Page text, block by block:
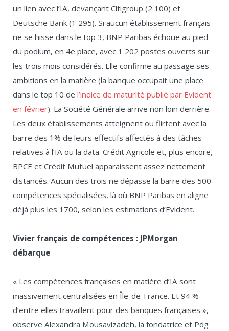
un lien avec l’IA, devançant Citigroup (2 100) et
Deutsche Bank (1 295). Si aucun établissement français
ne se hisse dans le top 3, BNP Paribas échoue au pied
du podium, en 4e place, avec 1 202 postes ouverts sur
les trois mois considérés. Elle confirme au passage ses
ambitions en la matière (la banque occupait une place
dans le top 10 de l’indice de maturité publié par Evident
en février). La Société Générale arrive non loin derrière.
Les deux établissements atteignent ou flirtent avec la
barre des 1% de leurs effectifs affectés à des tâches
relatives à l’IA ou la data. Crédit Agricole et, plus encore,
BPCE et Crédit Mutuel apparaissent assez nettement
distancés. Aucun des trois ne dépasse la barre des 500
compétences spécialisées, là où BNP Paribas en aligne
déjà plus les 1700, selon les estimations d’Evident.
Vivier français de compétences : JPMorgan
débarque
« Les compétences françaises en matière d’IA sont
massivement centralisées en Île-de-France. Et 94 %
d’entre elles travaillent pour des banques françaises »,
observe Alexandra Mousavizadeh, la fondatrice et Pdg